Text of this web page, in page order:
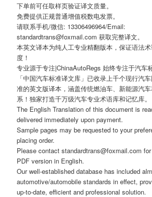
下单前可任取样页验证译文质量。
免费提供正规普通增值税数电发票。
请联系手机/微信: 13306496964/Email:
standardtrans@foxmail.com 获取完整译文。
本英文译本为纯人工专业精翻版本，保证语法
度！
专业源于专注|ChinaAutoRegs 始终专注于汽车
「中国汽车标准译文库」已收录上千个现行汽
准的英文版译本，涵盖传统燃油车、新能源汽
系！独家打造千万级汽车专业术语库和记忆库。
The English Translation of this document is
delivered immediately upon payment.
Sample pages may be requested to your
placing order.
Please contact standardtrans@foxmail.com
PDF version in English.
Our well-established database has included
automotive/automobile standards in effect,
up-to-date, efficient and professional solution.